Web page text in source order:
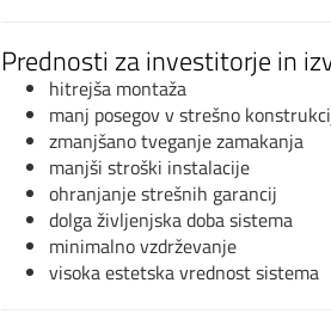
Prednosti za investitorje in
hitrejša montaža
manj posegov v strešno
zmanjšano tveganje zamakanja
manjši stroški instalacije
ohranjanje strešnih garancij
dolga življenjska doba sistema
minimalno vzdrževanje
visoka estetska vrednost sistema